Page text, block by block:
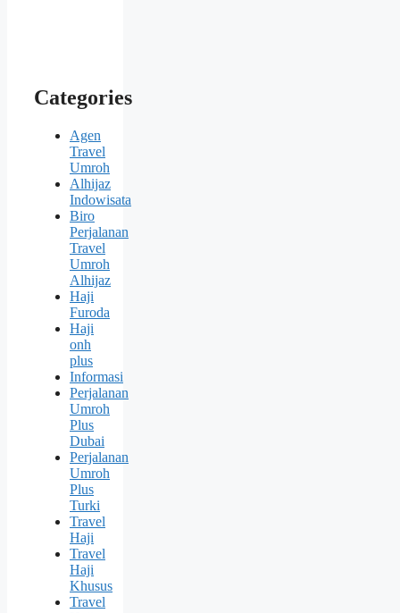
Categories
Agen
Travel
Umroh
Alhijaz
Indowisata
Biro
Perjalanan
Travel
Umroh
Alhijaz
Haji
Furoda
Haji
onh
plus
Informasi
Perjalanan
Umroh
Plus
Dubai
Perjalanan
Umroh
Plus
Turki
Travel
Haji
Travel
Haji
Khusus
Travel